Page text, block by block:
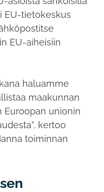
EU-tietokeskus
EU-aiheisiin
haluamme
maakunnan
Euroopan unionin
kertoo
toiminnan